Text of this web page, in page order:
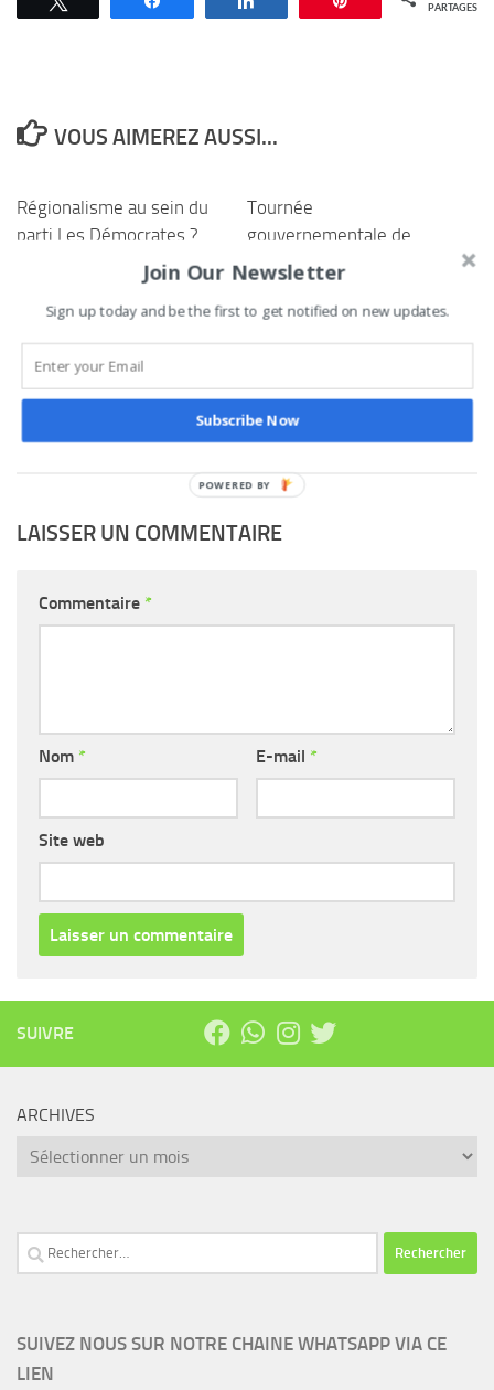
PARTAGES
VOUS AIMEREZ AUSSI...
Régionalisme au sein du
parti Les Démocrates ?
Saka Saley dénonce les
propos qui l’ont visé en
2023
23 JUIN 2025
Tournée
gouvernementale de
reddition de comptes
arrondissements: le
ministre d’État Abdoulaye
Owo ce dimanche
29 JUILLET 2024
LAISSER UN COMMENTAIRE
Commentaire *
Nom * E-mail *
Site web
SUIVRE
ARCHIVES
Archives
Rechercher :
SUIVEZ NOUS SUR NOTRE CHAINE WHATSAPP VIA CE
LIEN
Join Our Newsletter
Sign up today and be the first to get notified on new updates.
Subscribe Now
POWERED